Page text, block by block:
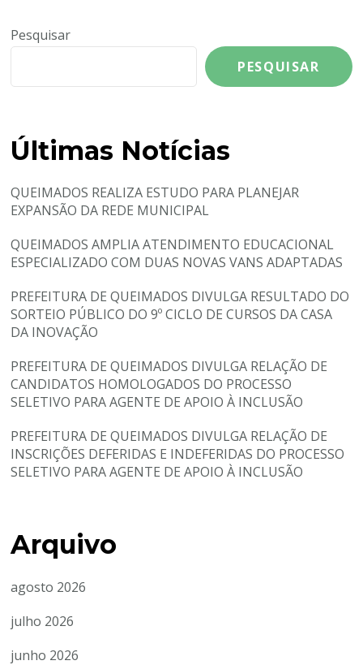
Pesquisar
PESQUISAR
Últimas Notícias
QUEIMADOS REALIZA ESTUDO PARA PLANEJAR
EXPANSÃO DA REDE MUNICIPAL
QUEIMADOS AMPLIA ATENDIMENTO EDUCACIONAL
ESPECIALIZADO COM DUAS NOVAS VANS ADAPTADAS
PREFEITURA DE QUEIMADOS DIVULGA RESULTADO DO
SORTEIO PÚBLICO DO 9º CICLO DE CURSOS DA CASA
DA INOVAÇÃO
PREFEITURA DE QUEIMADOS DIVULGA RELAÇÃO DE
CANDIDATOS HOMOLOGADOS DO PROCESSO
SELETIVO PARA AGENTE DE APOIO À INCLUSÃO
PREFEITURA DE QUEIMADOS DIVULGA RELAÇÃO DE
INSCRIÇÕES DEFERIDAS E INDEFERIDAS DO PROCESSO
SELETIVO PARA AGENTE DE APOIO À INCLUSÃO
Arquivo
agosto 2026
julho 2026
junho 2026